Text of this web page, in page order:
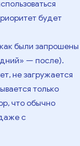
будет
были запрошены
— после).
не загружается
только
что обычно
с